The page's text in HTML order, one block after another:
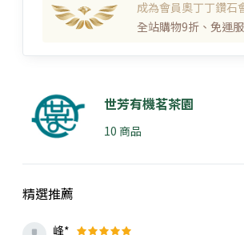
成為會員奧丁丁鑽石
全站購物9折、免運
世芳有機茗茶園
10 商品
精選推薦
峰*